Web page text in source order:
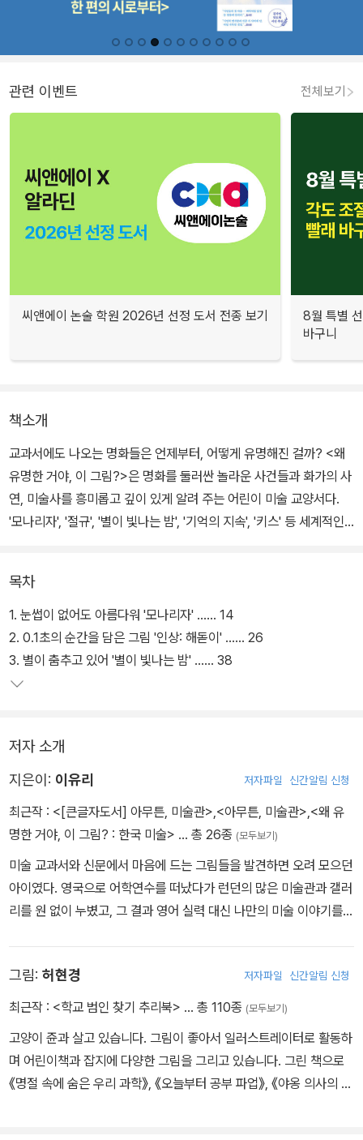
관련 이벤트 전체보기
씨앤에이 논술 학원 2026년 선정 도서 전종 보기
8월 특별
바구니
책소개
교과서에도 나오는 명화들은 언제부터, 어떻게 유명해진 걸까? <왜
유명한 거야, 이 그림?>은 명화를 둘러싼 놀라운 사건들과 화가의 사
연, 미술사를 흥미롭고 깊이 있게 알려 주는 어린이 미술 교양서다.
'모나리자', '절규', '별이 빛나는 밤', '기억의 지속', '키스' 등 세계적인
목차
1. 눈썹이 없어도 아름다워 '모나리자' …… 14
2. 0.1초의 순간을 담은 그림 '인상: 해돋이' …… 26
3. 별이 춤추고 있어 '별이 빛나는 밤' …… 38
저자 소개
지은이: 이유리 저자파일 신간알림 신청
최근작 : <[큰글자도서] 아무튼, 미술관>,<아무튼, 미술관>,<왜 유
명한 거야, 이 그림? : 한국 미술> … 총 26종 (모두보기)
미술 교과서와 신문에서 마음에 드는 그림들을 발견하면 오려 모으던
아이였다. 영국으로 어학연수를 떠났다가 런던의 많은 미술관과 갤러
리를 원 없이 누볐고, 그 결과 영어 실력 대신 나만의 미술 이야기를
로 인문학 강의도 하고 있다. 앞으로도 글쓰기와 강의를 통해, 그림이
펼쳐 보이는 세계를 더 많은 이와 나누고 싶다. 지은 책으로 『왜 유명
술관』 『캔버스를 찢고 나온 여자들』 『화가의 마지막 그림』 등이 있다.
그림: 허현경 저자파일 신간알림 신청
최근작 : <학교 범인 찾기 추리북> … 총 110종 (모두보기)
고양이 쥰과 살고 있습니다. 그림이 좋아서 일러스트레이터로 활동하
며 어린이책과 잡지에 다양한 그림을 그리고 있습니다. 그린 책으로
《명절 속에 숨은 우리 과학》, 《오늘부터 공부 파업》, 《야옹 의사의 몸